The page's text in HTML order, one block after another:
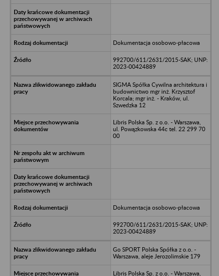
Dokumentacja osobowo-płacowa
992700/611/2631/2015-SAK; UNP:
2023-00424889
SIGMA Spółka Cywilna architektura i
budownictwo mgr inż. Krzysztof
Korcala; mgr inż. - Kraków, ul.
Szwedzka 12
Libris Polska Sp. z o.o. - Warszawa,
ul. Powązkowska 44c tel. 22 299 70
00
Dokumentacja osobowo-płacowa
992700/611/2631/2015-SAK; UNP:
2023-00424889
Go SPORT Polska Spółka z o.o. -
Warszawa, aleje Jerozolimskie 179
Libris Polska Sp. z o.o. - Warszawa,